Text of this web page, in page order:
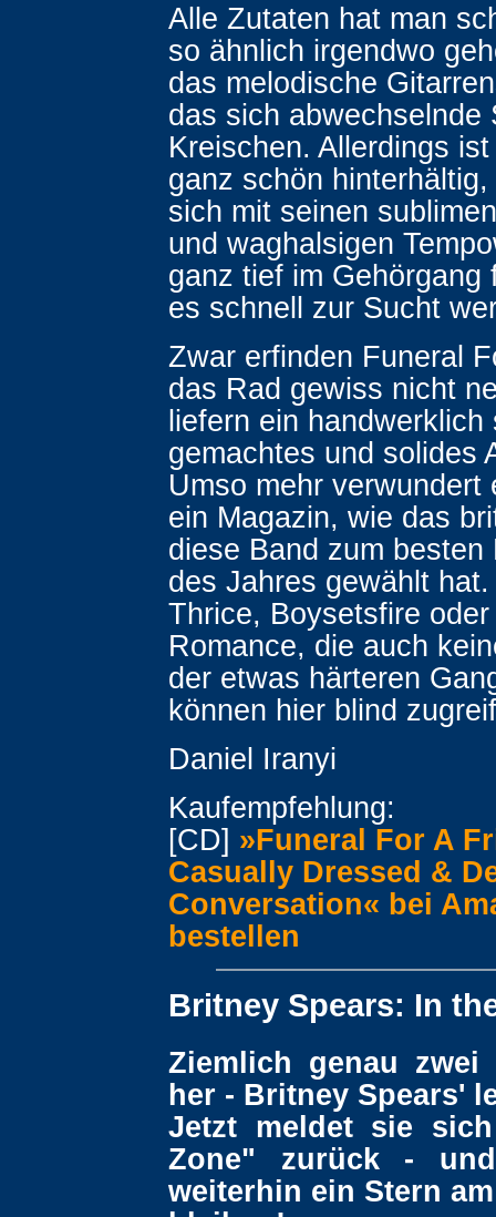
Alle Zutaten hat man
so ähnlich irgendwo
das melodische
das sich abwechselnde
Kreischen. Allerdings
ganz schön
sich mit seinen
und waghalsigen
ganz tief im Gehörgang
es schnell zur Sucht
Zwar erfinden Funeral
das Rad gewiss nicht
liefern ein handwerklich
gemachtes und solides
Umso mehr verwundert
ein Magazin, wie das
diese Band zum besten
des Jahres gewählt
Thrice, Boysetsfire
Romance, die auch
der etwas härteren
können hier blind
Daniel Iranyi
Kaufempfehlung:
[CD] »Funeral For A
Casually Dressed &
Conversation« bei
bestellen
Britney Spears: In
Ziemlich genau
her - Britney Spears'
Jetzt meldet sie
Zone" zurück -
weiterhin ein Stern